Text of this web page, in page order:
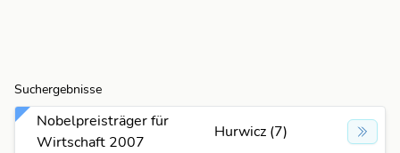
Suchergebnisse
Nobelpreisträger für
Wirtschaft 2007
Hurwicz (7)